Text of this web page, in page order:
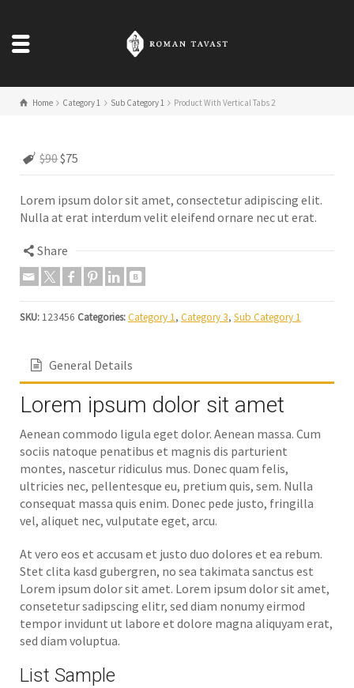
Home Category 1 Sub Category 1 Product With Vertical Tabs 2
$90$75
Lorem ipsum dolor sit amet, consectetur adipiscing elit.
Nulla at erat interdum velit eleifend ornare nec ut erat.
Share
SKU: 123456 Categories:Category 1, Category 3, Sub Category 1
General Details
Lorem ipsum dolor sit amet
Aenean commodo ligula eget dolor. Aenean massa. Cum
sociis natoque penatibus et magnis dis parturient
montes, nascetur ridiculus mus. Donec quam felis,
ultricies nec, pellentesque eu, pretium quis, sem. Nulla
consequat massa quis enim. Donec pede justo, fringilla
vel, aliquet nec, vulputate eget, arcu.
At vero eos et accusam et justo duo dolores et ea rebum.
Stet clita kasd gubergren, no sea takimata sanctus est
Lorem ipsum dolor sit amet. Lorem ipsum dolor sit amet,
consetetur sadipscing elitr, sed diam nonumy eirmod
tempor invidunt ut labore et dolore magna aliquyam erat,
sed diam voluptua.
List Sample